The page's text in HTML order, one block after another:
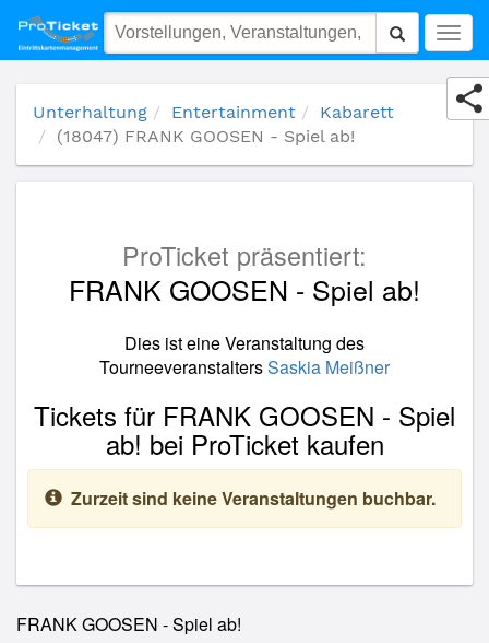
(18047) FRANK GOOSEN - Spiel ab!
Unterhaltung Entertainment
Kabarett
(18047) FRANK GOOSEN - Spiel ab!
ProTicket präsentiert:
FRANK GOOSEN - Spiel ab!
Dies ist eine Veranstaltung des
TourneeveranstaltersSaskia Meißner
Tickets für FRANK GOOSEN - Spiel
ab! bei ProTicket kaufen
Zurzeit sind keine Veranstaltungen buchbar.
FRANK GOOSEN - Spiel ab!